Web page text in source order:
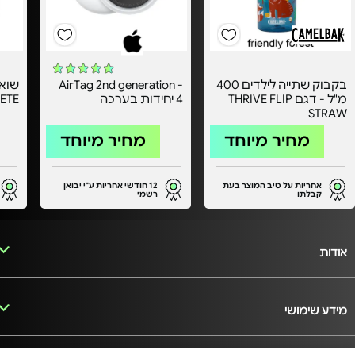
בקבוק שתייה לילדים 400
מ"ל - דגם THRIVE FLIP
STRAW
מחיר מיוחד
אחריות על טיב המוצר בעת
קבלתו
AirTag 2nd generation -
4 יחידות בערכה
מחיר מיוחד
12 חודשי אחריות ע"י יבואן
רשמי
אודות
מידע שימושי